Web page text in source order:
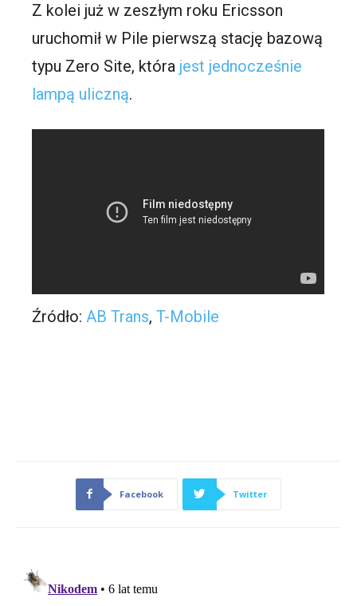
Z kolei już w zeszłym roku Ericsson
uruchomił w Pile pierwszą stację bazową
typu Zero Site, która jest jednocześnie
lampą uliczną.
Źródło:AB Trans,T-Mobile
Facebook Twitter